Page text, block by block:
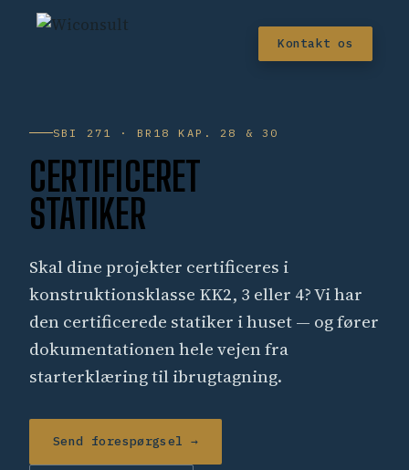
Kontakt os
SBI 271 · BR18 KAP. 28 & 30
CERTIFICERET
STATIKER
Skal dine projekter certificeres i
konstruktionsklasse KK2, 3 eller 4? Vi har
den certificerede statiker i huset — og fører
dokumentationen hele vejen fra
starterklæring til ibrugtagning.
Send forespørgsel →